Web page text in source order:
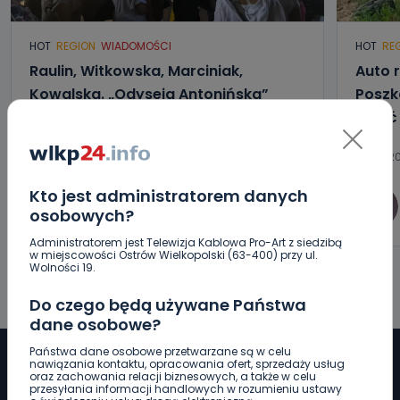
Kto jest administratorem danych
osobowych?
Administratorem jest Telewizja Kablowa Pro-Art z siedzibą
w miejscowości Ostrów Wielkopolski (63-400) przy ul.
Wolności 19.
Do czego będą używane Państwa
dane osobowe?
Państwa dane osobowe przetwarzane są w celu
nawiązania kontaktu, opracowania ofert, sprzedaży usług
oraz zachowania relacji biznesowych, a także w celu
przesyłania informacji handlowych w rozumieniu ustawy
HOT REGION WIADOMOŚCI
Raulin, Witkowska, Marciniak,
Kowalska. „Odyseja Antonińska”
07.08.2026 20:56
Aleksandra Barczak 0
HOT
Auto